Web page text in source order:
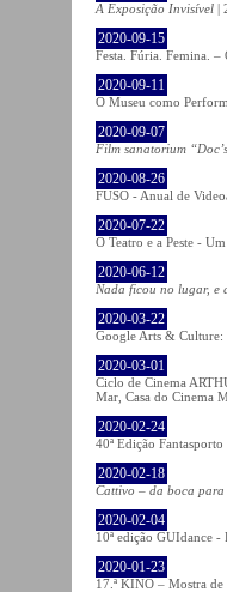
A Exposição Invisível |
2020-09-15
Festa. Fúria. Femina.
2020-09-11
O Museu como
2020-09-07
Film sanatorium
2020-08-26
FUSO - Anual de
2020-07-22
O Teatro e a Peste -
2020-06-12
Nada ficou no lugar, e
2020-03-22
Google Arts & Culture:
2020-03-01
Ciclo de Cinema
Mar, Casa do Cinema
2020-02-24
40ª Edição
2020-02-18
Cattivo – da boca para
2020-02-04
10ª edição GUIdance
2020-01-23
17.ª KINO – Mostra de